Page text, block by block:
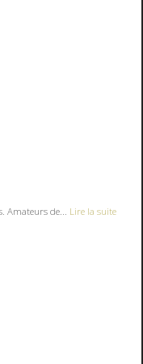
Amateurs de... Lire la suite